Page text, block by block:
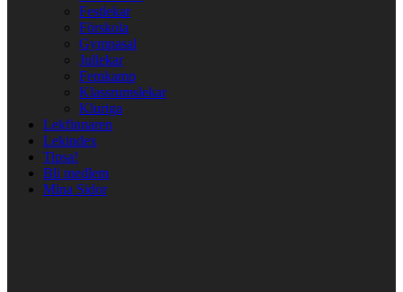
Festlekar
Förskola
Gympasal
Jullekar
Femkamp
Klassrumslekar
Kluriga
Lekfinnaren
Lekindex
Tipsa!
Bli medlem
Mina Sidor